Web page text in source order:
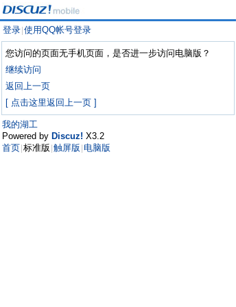
登录 使用QQ帐号登录
您访问的页面无手机页面，是否进一步访问电脑版？
继续访问
返回上一页
[ 点击这里返回上一页 ]
我的湖工
Powered by Discuz! X3.2
首页 标准版 触屏版 电脑版